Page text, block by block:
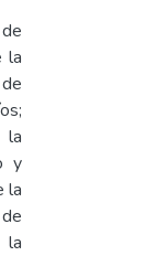
la
la
y
la
la